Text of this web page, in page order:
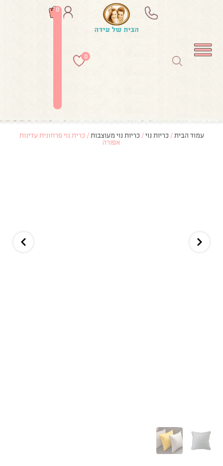
0
0
עמוד הבית/ כריות נוי/ כריות נוי מעוצבות/ כרית נוי פרחונית עדינות
אפורה